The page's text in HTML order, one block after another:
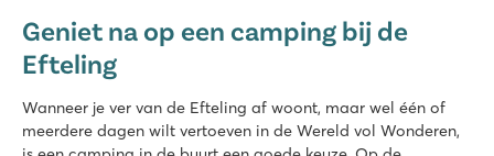
Nederland - - Noord Brabant - Kaatsheuvel
★ ★
Verwarmd binnenzwembad, gave buitenglijbanen én
Prachtige ligging bij de Loonse en Drunense duinen
Geniet na op een camping bij de
Efteling
Wanneer je ver van de Efteling af woont, maar wel één of
meerdere dagen wilt vertoeven in de Wereld vol Wonderen,